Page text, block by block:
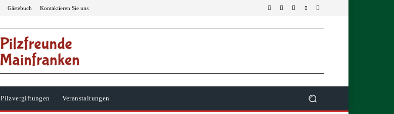
Gästebuch Kontaktieren Sie uns
Pilzvergiftungen Veranstaltungen